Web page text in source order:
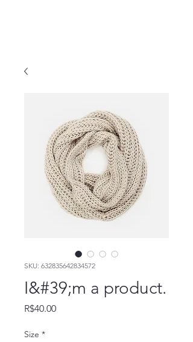
SKU: 632835642834572
I&#39;m a product.
R$40.00Price
Size *